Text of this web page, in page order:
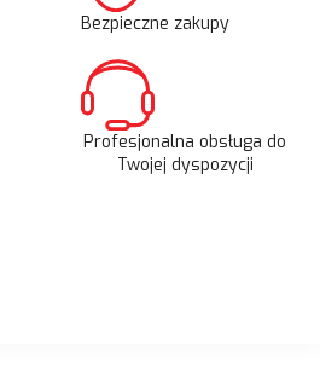
Bezpieczne zakupy
Profesjonalna obsługa do
Twojej dyspozycji